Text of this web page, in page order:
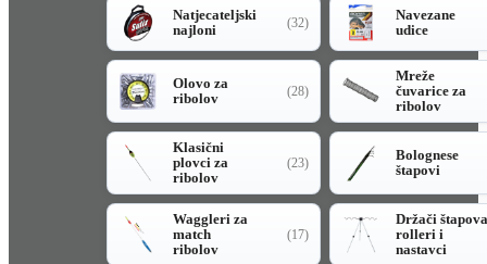
Natjecateljski
najloni
(32)
Navezane
udice
Olovo za
ribolov
(28)
Mreže
čuvarice za
ribolov
Klasični
plovci za
ribolov
(23)
Bolognese
štapovi
Waggleri za
match
ribolov
(17)
Držači štapova
rolleri i
nastavci